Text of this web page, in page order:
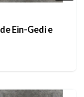
Ein-Gedi e